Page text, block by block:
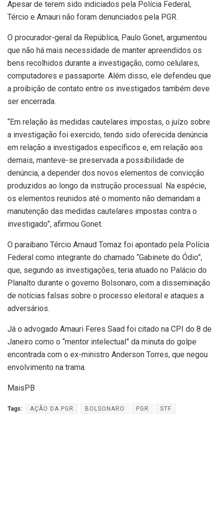
Apesar de terem sido indiciados pela Polícia Federal,
Tércio e Amauri não foram denunciados pela PGR.
O procurador-geral da República, Paulo Gonet, argumentou
que não há mais necessidade de manter apreendidos os
bens recolhidos durante a investigação, como celulares,
computadores e passaporte. Além disso, ele defendeu que
a proibição de contato entre os investigados também deve
ser encerrada.
“Em relação às medidas cautelares impostas, o juízo sobre
a investigação foi exercido, tendo sido oferecida denúncia
em relação a investigados específicos e, em relação aos
demais, manteve-se preservada a possibilidade de
denúncia, a depender dos novos elementos de convicção
produzidos ao longo da instrução processual. Na espécie,
os elementos reunidos até o momento não demandam a
manutenção das medidas cautelares impostas contra o
investigado”, afirmou Gonet.
O paraibano Tércio Arnaud Tomaz foi apontado pela Polícia
Federal como integrante do chamado “Gabinete do Ódio”,
que, segundo as investigações, teria atuado no Palácio do
Planalto durante o governo Bolsonaro, com a disseminação
de notícias falsas sobre o processo eleitoral e ataques a
adversários.
Já o advogado Amauri Feres Saad foi citado na CPI do 8 de
Janeiro como o “mentor intelectual” da minuta do golpe
encontrada com o ex-ministro Anderson Torres, que negou
envolvimento na trama.
MaisPB
Tags: AÇÃO DA PGR BOLSONARO PGR STF